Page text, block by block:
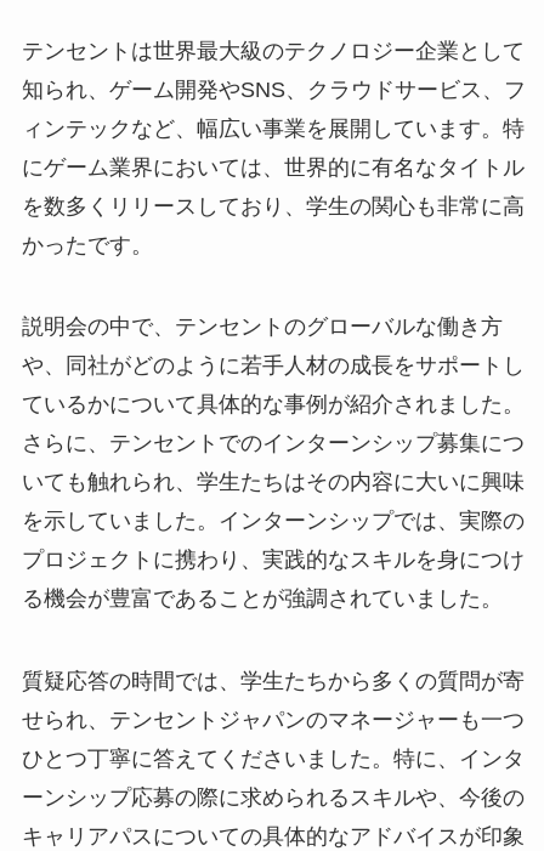
テンセントは世界最大級のテクノロジー企業として
知られ、ゲーム開発やSNS、クラウドサービス、フ
ィンテックなど、幅広い事業を展開しています。特
にゲーム業界においては、世界的に有名なタイトル
を数多くリリースしており、学生の関心も非常に高
かったです。
説明会の中で、テンセントのグローバルな働き方
や、同社がどのように若手人材の成長をサポートし
ているかについて具体的な事例が紹介されました。
さらに、テンセントでのインターンシップ募集につ
いても触れられ、学生たちはその内容に大いに興味
を示していました。インターンシップでは、実際の
プロジェクトに携わり、実践的なスキルを身につけ
る機会が豊富であることが強調されていました。
質疑応答の時間では、学生たちから多くの質問が寄
せられ、テンセントジャパンのマネージャーも一つ
ひとつ丁寧に答えてくださいました。特に、インタ
ーンシップ応募の際に求められるスキルや、今後の
キャリアパスについての具体的なアドバイスが印象